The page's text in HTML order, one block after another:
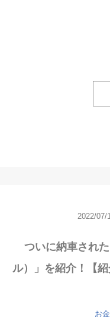
2022/07/
ついに納車され
ル）」を紹介！【
お金